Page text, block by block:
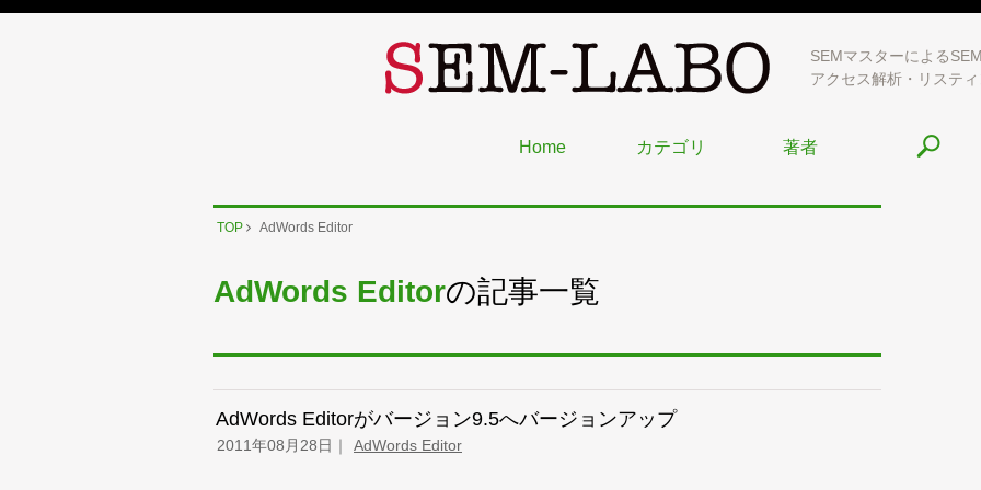
SEMマスターによる
アクセス解析・リステ
Home カテゴリ 著者
TOP AdWords Editor
AdWords Editorの記事一覧
AdWords Editorがバージョン9.5へバージョンアップ
2011年08月28日 AdWords Editor